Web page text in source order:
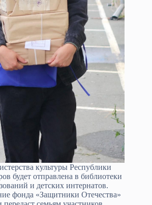
культуры Республики
будет отправлена в библиотеки
и детских интернатов.
фонда «Защитники Отечества»